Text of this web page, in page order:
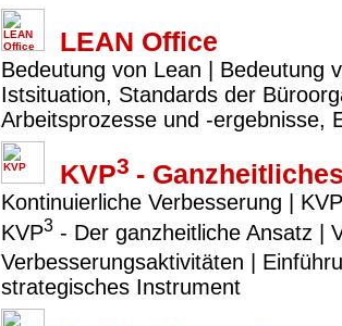
LEAN Office
Bedeutung von Lean | Bedeutung
Istsituation, Standards der
Arbeitsprozesse und -ergebnisse,
KVP3 -
Kontinuierliche Verbesserung |
KVP3 - Der ganzheitliche Ansatz |
Verbesserungsaktivitäten |
strategisches Instrument